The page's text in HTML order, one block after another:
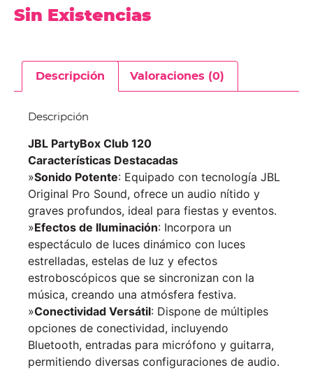
Sin Existencias
Descripción Valoraciones (0)
Descripción
JBL PartyBox Club 120
Características Destacadas
»Sonido Potente: Equipado con tecnología JBL
Original Pro Sound, ofrece un audio nítido y
graves profundos, ideal para fiestas y eventos.
»Efectos de Iluminación: Incorpora un
espectáculo de luces dinámico con luces
estrelladas, estelas de luz y efectos
estroboscópicos que se sincronizan con la
música, creando una atmósfera festiva.
»Conectividad Versátil: Dispone de múltiples
opciones de conectividad, incluyendo
Bluetooth, entradas para micrófono y guitarra,
permitiendo diversas configuraciones de audio.